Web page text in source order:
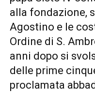
alla fondazione,
Agostino e le
Ordine di S.
anni dopo si
delle prime
proclamata